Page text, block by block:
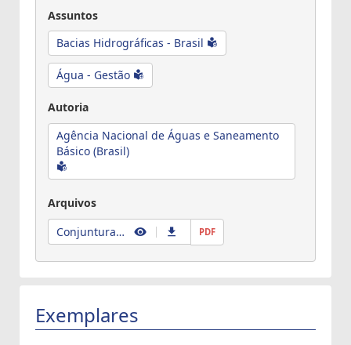
Assuntos
Bacias Hidrográficas - Brasil
Água - Gestão
Autoria
Agência Nacional de Águas e Saneamento
Básico (Brasil)
Arquivos
Conjuntura dos recursos hídricos no Brasil 2024
PDF
Exemplares